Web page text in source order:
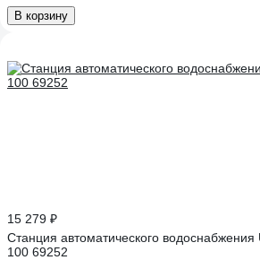
В корзину
15 279 ₽
Станция автоматического
100 69252